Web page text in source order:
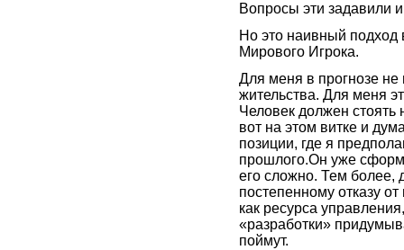
Вопросы эти задавили
Но это наивный подход
Мирового Игрока.
Для меня в прогнозе
жительства. Для меня
Человек должен
вот на этом витке и
позиции, где я
прошлого.Он уже
его сложно. Тем более,
постепенному отказу
как ресурса
«разработки»
поймут.